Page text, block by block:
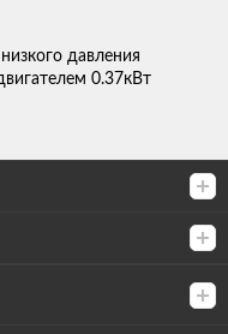
давления
0.37кВт